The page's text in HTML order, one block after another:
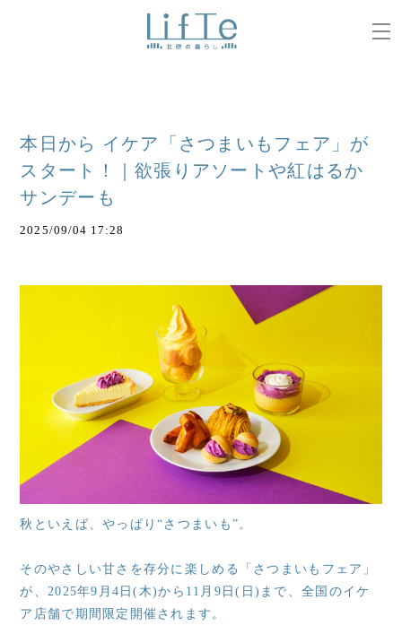
本日から イケア「さつまいもフェア」が
スタート！｜欲張りアソートや紅はるか
サンデーも
2025/09/04 17:28
秋といえば、やっぱり“さつまいも”。
そのやさしい甘さを存分に楽しめる「さつまいもフェア」
が、2025年9月4日(木)から11月9日(日)まで、全国のイケ
ア店舗で期間限定開催されます。